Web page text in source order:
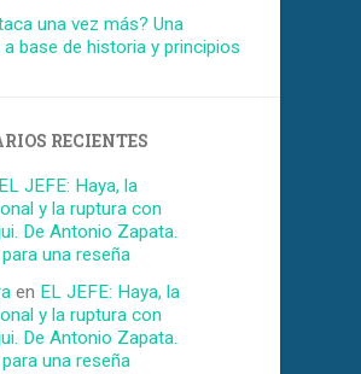
una vez más? Una
base de historia y principios
RECIENTES
EL JEFE: Haya, la
y la ruptura con
De Antonio Zapata.
una reseña
en EL JEFE: Haya, la
y la ruptura con
De Antonio Zapata.
una reseña